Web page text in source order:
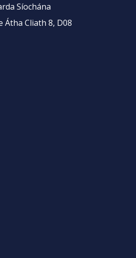
Síochána
Átha Cliath 8, D08